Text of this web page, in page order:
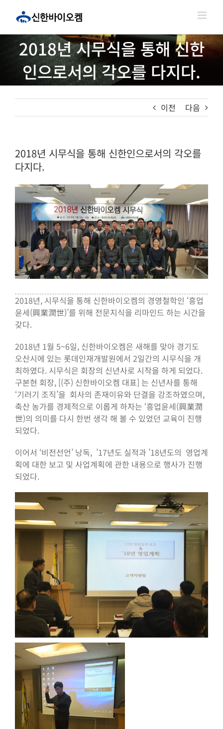
기
2018년 시무식을 통해 신한
인으로서의 각오를 다지다.
이전 다음
2018년 시무식을 통해 신한인으로서의 각오를
다지다.
2018년, 시무식을 통해 신한바이오켐의 경영철학인 ‘흥업
윤세(興業潤世)’를 위해 전문지식을 리마인드 하는 시간을
갖다.
2018년 1월 5~6일, 신한바이오켐은 새해를 맞아 경기도
오산시에 있는 롯데인재개발원에서 2일간의 시무식을 개
최하였다. 시무식은 회장의 신년사로 시작을 하게 되었다.
구본현 회장, [(주) 신한바이오켐 대표] 는 신년사를 통해
‘기러기 조직’을 회사의 존재이유와 단결을 강조하였으며,
축산 농가를 경제적으로 이롭게 하자는 ‘흥업윤세(興業潤
世)의 의미를 다시 한번 생각 해 볼 수 있었던 교육이 진행
되었다.
이어서 ‘비전선언’ 낭독, ’17년도 실적과 ’18년도의 영업계
획에 대한 보고 및 사업계획에 관한 내용으로 행사가 진행
되었다.